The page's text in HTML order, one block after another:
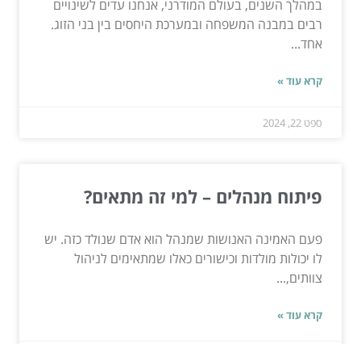
במהלך השנים, בעולם המודרני, אנחנו עדים לשינויים
רבים במבנה המשפחה ובמערכת היחסים בין בני הזוג.
אחד...
קרא עוד »
ספט 22, 2024
פיתוח מנהלים – למי זה מתאים?
פעם האמינה האנושות שמנהל הוא אדם שנולד כזה. יש
לו יכולות מולדות וכישורים כאלו שמתאימים לניהול
צוותים,...
קרא עוד »